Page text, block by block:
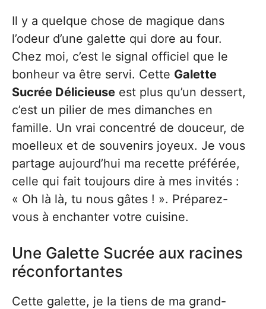
Il y a quelque chose de magique dans
l’odeur d’une galette qui dore au four.
Chez moi, c’est le signal officiel que le
bonheur va être servi. Cette Galette
Sucrée Délicieuse est plus qu’un dessert,
c’est un pilier de mes dimanches en
famille. Un vrai concentré de douceur, de
moelleux et de souvenirs joyeux. Je vous
partage aujourd’hui ma recette préférée,
celle qui fait toujours dire à mes invités :
« Oh là là, tu nous gâtes ! ». Préparez-
vous à enchanter votre cuisine.
Une Galette Sucrée aux racines
réconfortantes
Cette galette, je la tiens de ma grand-